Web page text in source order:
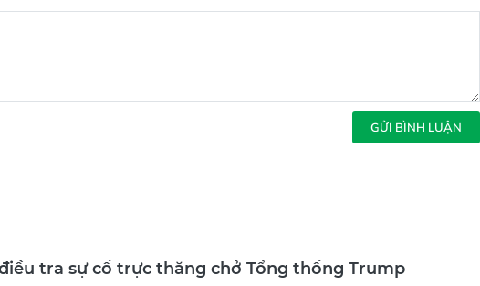
GỬI BÌNH LUẬN
tra sự cố trực thăng chở Tổng thống Trump